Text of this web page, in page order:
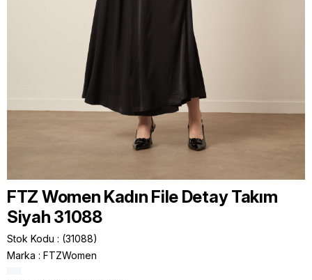
FTZ Women Kadın File Detay Takım
Siyah 31088
Stok Kodu
(31088)
Marka : FTZWomen